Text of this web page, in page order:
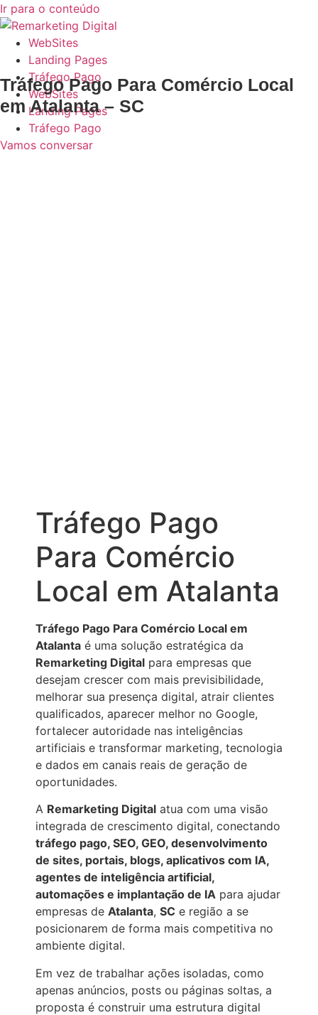
Ir para o conteúdo
WebSites
Landing Pages
Tráfego Pago
WebSites
Landing Pages
Tráfego Pago
Vamos conversar
Tráfego Pago Para Comércio Local
em Atalanta – SC
Tráfego Pago
Para Comércio
Local em Atalanta
Tráfego Pago Para Comércio Local em
Atalanta é uma solução estratégica da
Remarketing Digital para empresas que
desejam crescer com mais previsibilidade,
melhorar sua presença digital, atrair clientes
qualificados, aparecer melhor no Google,
fortalecer autoridade nas inteligências
artificiais e transformar marketing, tecnologia
e dados em canais reais de geração de
oportunidades.
A Remarketing Digital atua com uma visão
integrada de crescimento digital, conectando
tráfego pago, SEO, GEO, desenvolvimento
de sites, portais, blogs, aplicativos com IA,
agentes de inteligência artificial,
automações e implantação de IA para ajudar
empresas de Atalanta, SC e região a se
posicionarem de forma mais competitiva no
ambiente digital.
Em vez de trabalhar ações isoladas, como
apenas anúncios, posts ou páginas soltas, a
proposta é construir uma estrutura digital